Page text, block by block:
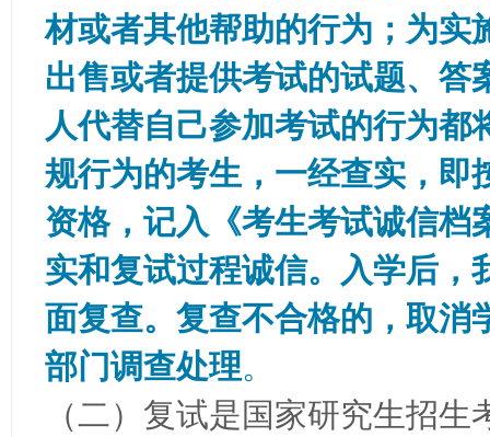
材或者其他帮助的行为；为实
出售或者提供考试的试题、答
人代替自己参加考试的行为
规行为的考生，一经查实，即
资格，记入《考生考试诚信档
实和复试过程诚信。入学后，
面复查。复查不合格的，取消
部门调查处理。
（二）复试是国家研究生招